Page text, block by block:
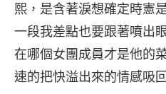
熙，是含著淚想確定時憲
一段我差點也要跟著噴出
在哪個女團成員才是他的
速的把快溢出來的情感吸